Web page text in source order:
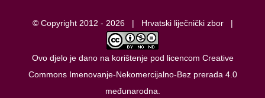
© Copyright 2012 - 2026 | Hrvatski liječnički zbor|
Ovo djelo je dano na korištenje pod licencom Creative
Commons Imenovanje-Nekomercijalno-Bez prerada 4.0
međunarodna